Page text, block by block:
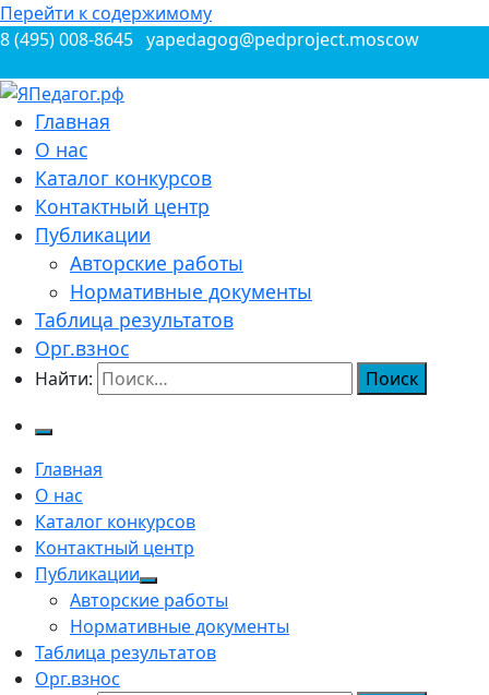
Перейти к содержимому
8 (495) 008-8645 yapedagog@pedproject.moscow
ЯПедагог.рф
Всероссийские конкурсы для педагогов
Главная
О нас
Каталог конкурсов
Контактный центр
Публикации
Авторские работы
Нормативные документы
Таблица результатов
Орг.взнос
Найти:
Главная
О нас
Каталог конкурсов
Контактный центр
Публикации
Авторские работы
Нормативные документы
Таблица результатов
Орг.взнос